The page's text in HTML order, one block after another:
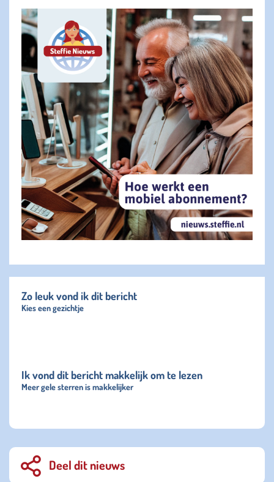
Zo leuk vond ik dit bericht
Kies een gezichtje
Ik vond dit bericht makkelijk om te lezen
Meer gele sterren is makkelijker
Deel dit nieuws